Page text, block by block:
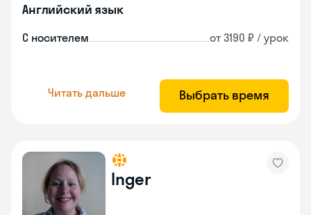
Английский язык
С носителем от 3190 ₽ / урок
Читать дальше Выбрать время
Inger